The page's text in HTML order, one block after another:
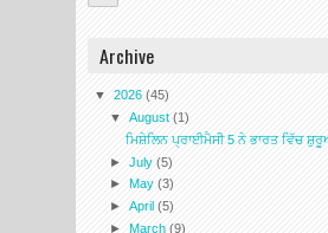
Archive
▼ 2026 (45)
▼August(1)
ਮਿਸ਼ੇਲਿਨ ਪ੍ਰਾਈਮੈਸੀ 5 ਨੇ ਭਾਰਤ ਵਿੱਚ
►July(5)
► May(3)
►April(5)
►March(9)